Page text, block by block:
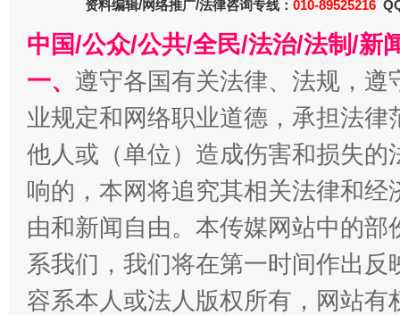
在谋一域中谋全局
今
资料编辑/网络推广/法律咨询专线： 010-89525216
中国/公众/公共/全民/法治/法制/新
一、 遵守各国有关法律、法规，
业规定和网络职业道德，承担法
他人或（单位）造成伤害和损失
响的，本网将追究其相关法律和
由和新闻自由。本传媒网站中的
系我们，我们将在第一时间作出
容系本人或法人版权所有，网站